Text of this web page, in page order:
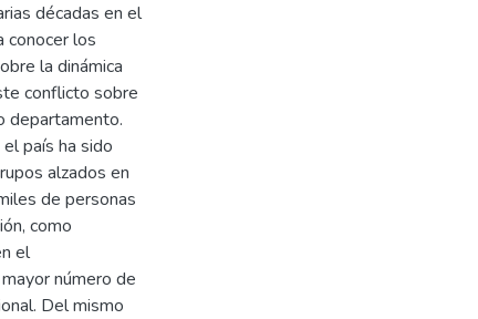
décadas en el
conocer los
la dinámica
conflicto sobre
departamento.
país ha sido
alzados en
de personas
como
el
número de
Del mismo